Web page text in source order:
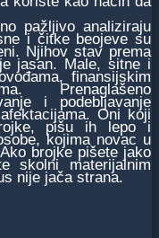
pažljivo analiziraju
i čitke beojeve su
Njihov stav prema
jasan. Male, sitne i
finansijskim
Prenaglašeno
i podebljavanje
Oni koji
pišu ih lepo i
kojima novac u
brojke pišete jako
skolni materijalnim
nije jača strana.